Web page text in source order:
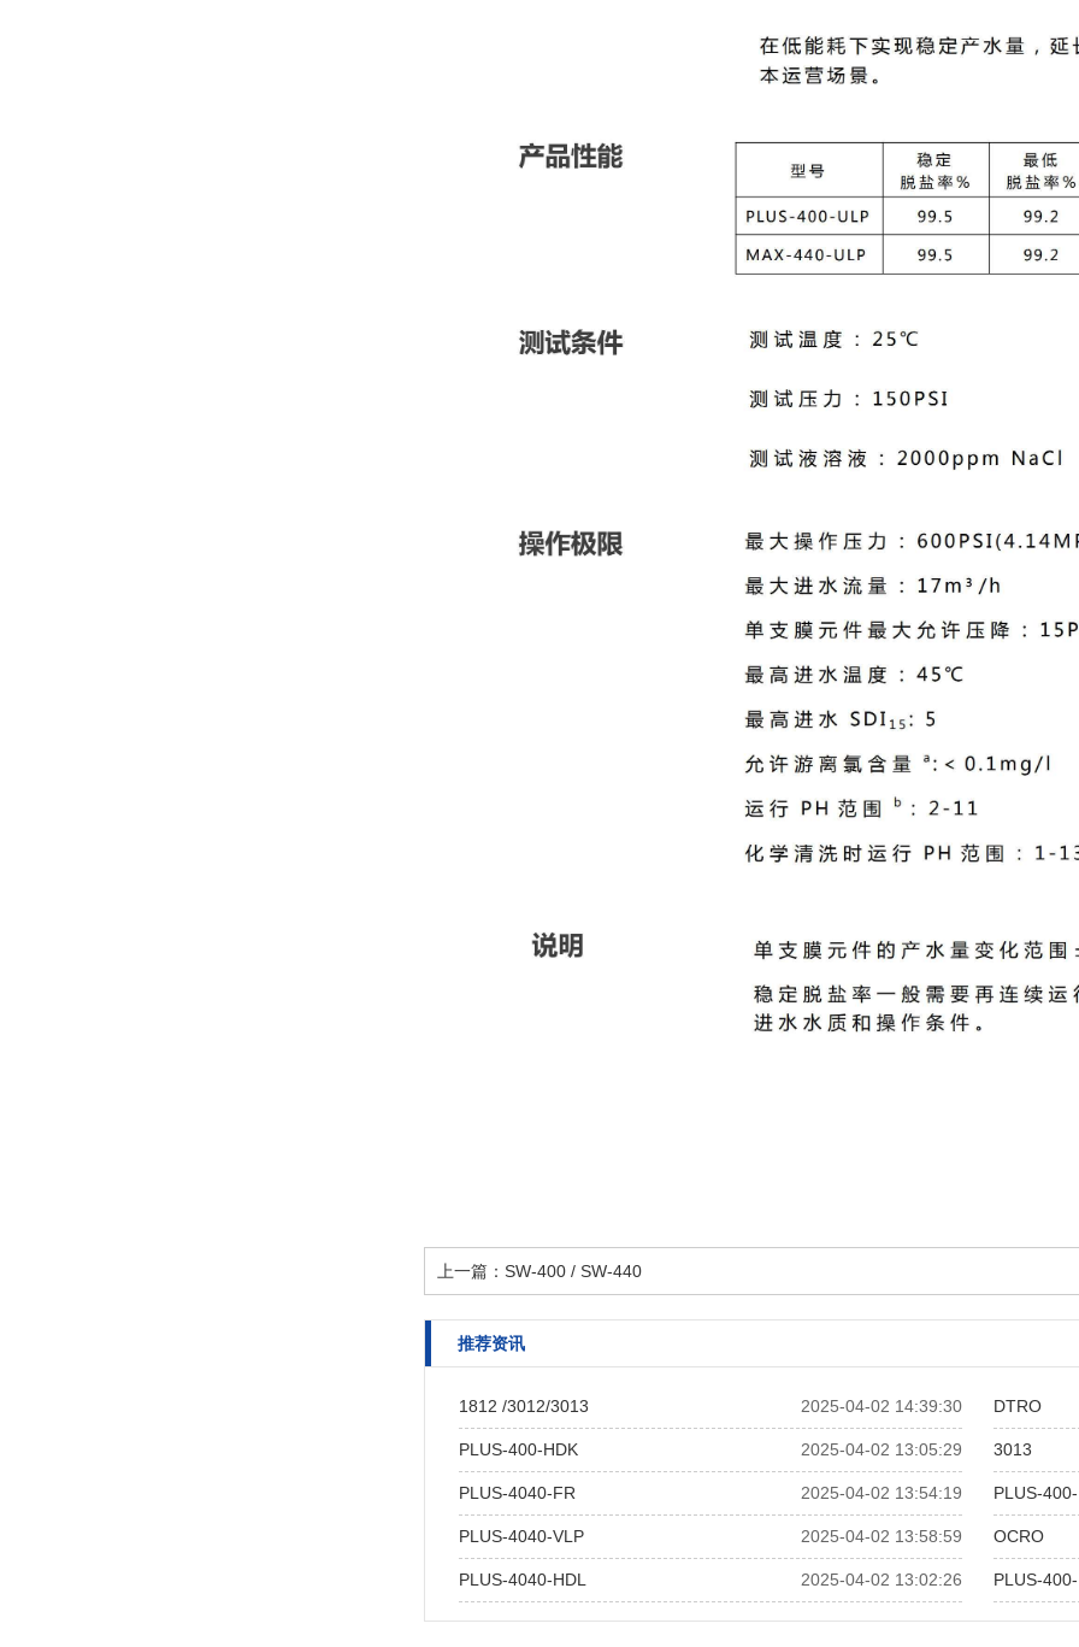
上一篇： SW-400 / SW-440
推荐资讯
2025-04-02 14:39:30
1812 /3012/3013 DTRO
2025-04-02 13:05:29
PLUS-400-HDK 3013
2025-04-02 13:54:19
PLUS-4040-FR PLUS-
2025-04-02 13:58:59
PLUS-4040-VLP OCRO
2025-04-02 13:02:26
PLUS-4040-HDL PLUS-